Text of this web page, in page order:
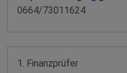
0664/73011624
1. Finanzprüfer